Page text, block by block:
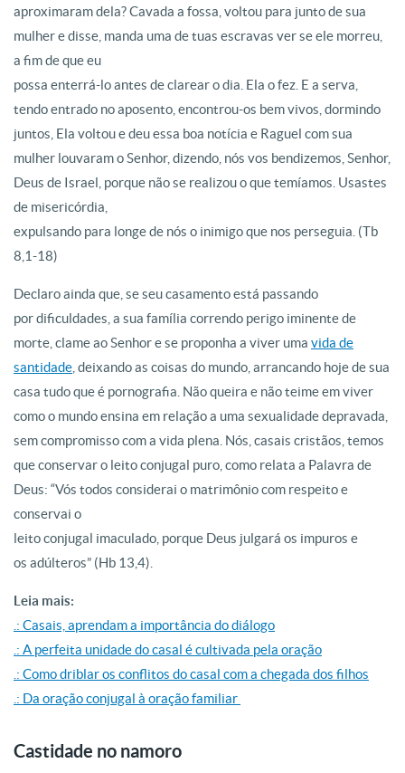
aproximaram dela? Cavada a fossa, voltou para junto de sua
mulher e disse, manda uma de tuas escravas ver se ele morreu,
a fim de que eu
possa enterrá-lo antes de clarear o dia. Ela o fez. E a serva,
tendo entrado no aposento, encontrou-os bem vivos, dormindo
juntos, Ela voltou e deu essa boa notícia e Raguel com sua
mulher louvaram o Senhor, dizendo, nós vos bendizemos, Senhor,
Deus de Israel, porque não se realizou o que temíamos. Usastes
de misericórdia,
expulsando para longe de nós o inimigo que nos perseguia. (Tb
8,1-18)
Declaro ainda que, se seu casamento está passando
por dificuldades, a sua família correndo perigo iminente de
morte, clame ao Senhor e se proponha a viver uma vida de
santidade , deixando as coisas do mundo, arrancando hoje de sua
casa tudo que é pornografia. Não queira e não teime em viver
como o mundo ensina em relação a uma sexualidade depravada,
sem compromisso com a vida plena. Nós, casais cristãos, temos
que conservar o leito conjugal puro, como relata a Palavra de
Deus: “Vós todos considerai o matrimônio com respeito e
conservai o
leito conjugal imaculado, porque Deus julgará os impuros e
os adúlteros” (Hb 13,4).
Leia mais:
.: Casais, aprendam a importância do diálogo
.: A perfeita unidade do casal é cultivada pela oração
.: Como driblar os conflitos do casal com a chegada dos filhos
.: Da oração conjugal à oração familiar
Castidade no namoro